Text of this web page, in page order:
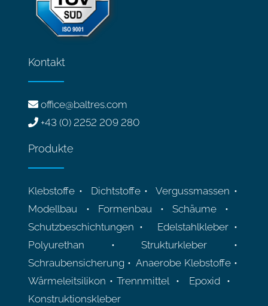
Kontakt
office@baltres.com
+43 (0) 2252 209 280
Produkte
Klebstoffe • Dichtstoffe • Vergussmassen •
Modellbau • Formenbau • Schäume •
Schutzbeschichtungen • Edelstahlkleber •
Polyurethan • Strukturkleber •
Schraubensicherung • Anaerobe Klebstoffe •
Wärmeleitsilikon • Trennmittel • Epoxid •
Konstruktionskleber